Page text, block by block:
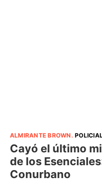
ALMIRANTE BROWN .
Cayó el último
de los
Conurbano